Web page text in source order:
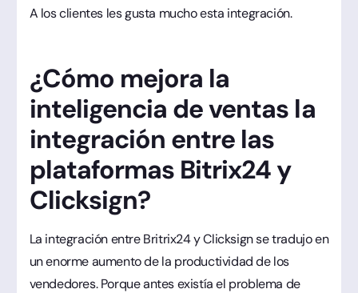
A los clientes les gusta mucho esta integración.
¿Cómo mejora la
inteligencia de ventas la
integración entre las
plataformas Bitrix24 y
Clicksign?
La integración entre Britrix24 y Clicksign se tradujo en
un enorme aumento de la productividad de los
vendedores. Porque antes existía el problema de